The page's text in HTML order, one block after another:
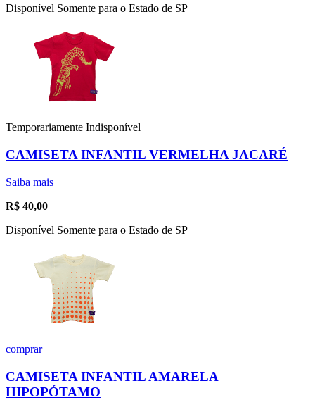
Disponível Somente para o Estado de SP
Temporariamente Indisponível
CAMISETA INFANTIL VERMELHA JACARÉ
Saiba mais
R$ 40,00
Disponível Somente para o Estado de SP
comprar
CAMISETA INFANTIL AMARELA
HIPOPÓTAMO